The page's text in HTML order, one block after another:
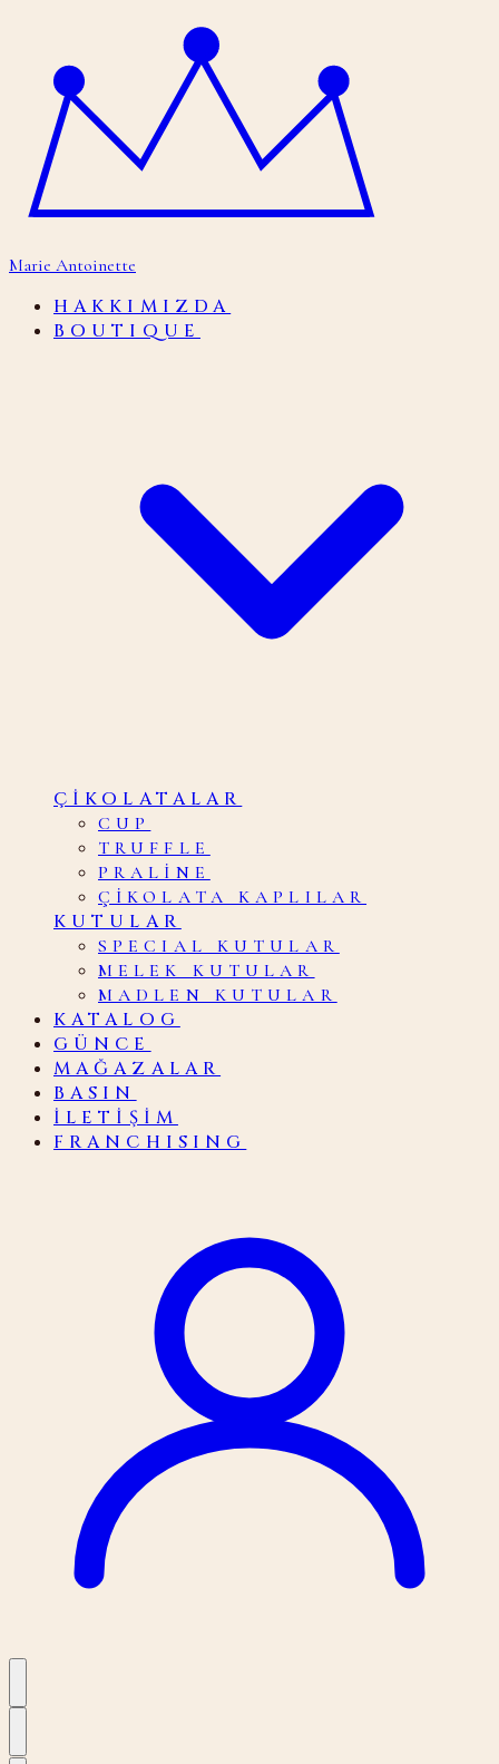
Marie Antoinette
HAKKIMIZDA
BOUTIQUE
ÇIKOLATALAR
CUP
TRUFFLE
PRALINE
ÇIKOLATA KAPLILAR
KUTULAR
SPECIAL KUTULAR
MELEK KUTULAR
MADLEN KUTULAR
KATALOG
GÜNCE
MAĞAZALAR
BASIN
İLETIŞIM
FRANCHISING